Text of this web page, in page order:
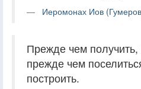
Иеромонах Иов
Прежде чем получить,
прежде чем
построить.